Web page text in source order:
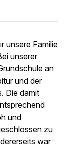
unsere Familie
unserer
an
und der
Die damit
und
zu
war